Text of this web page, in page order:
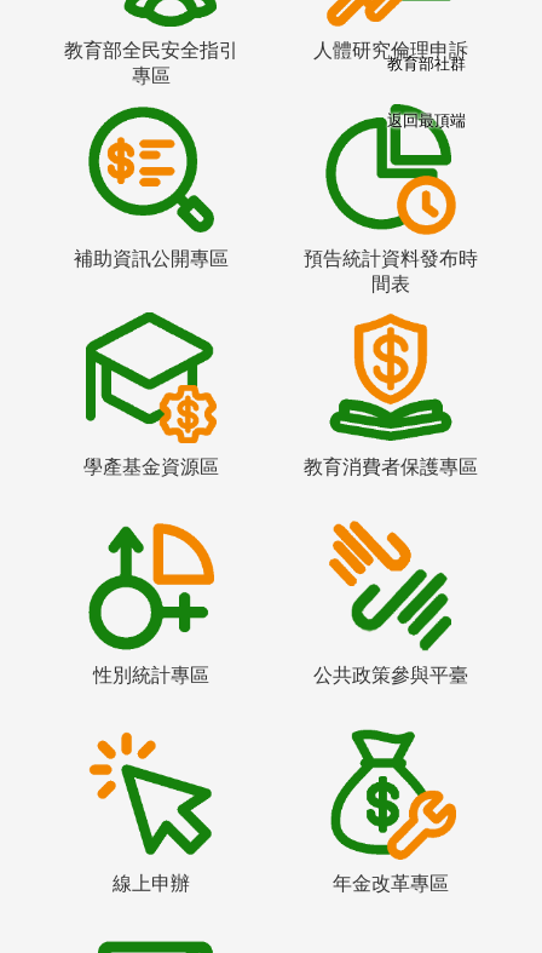
教育部全民安全指引
專區
人體研究倫理申訴
補助資訊公開專區
預告統計資料發布時
間表
學產基金資源區 教育消費者保護專區
性別統計專區 公共政策參與平臺
線上申辦 年金改革專區
教育部社群
返回最頂端